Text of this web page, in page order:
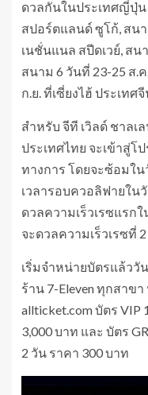
ดวลกันในประเทศญี่ปุ่น
สปอร์ตแลนด์ ซูโก้, สน
เนชั่นแนล สปีดเวย์, สน
สนาม 6 วันที่ 23-25 ส.
ก.ย. ที่เซี่ยงไฮ้ ประเทศ
สำหรับ จีที เวิลด์ ชาลเ
ประเทศไทย จะเข้าสู่โ
ทางการ โดยจะซ้อมใ
เวลารอบควอลิฟายใน
ดวลความเร็วเรซแรก
จะดวลความเร็วเรซที่
เริ่มจำหน่ายบัตรแล้ววั
ร้าน 7-Eleven ทุกสาข
allticket.com บัตร VIP
3,000 บาท และ บัตร
2 วัน ราคา 300 บาท